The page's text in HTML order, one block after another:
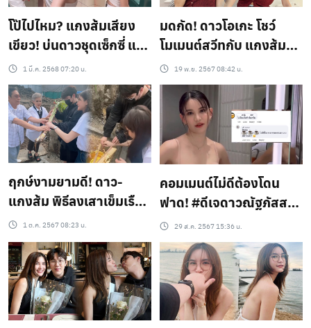
โป๊ไปไหม? แกงส้มเสียง
เขียว! บ่นดาวชุดเซ็กซี่ แต่
พอรู้ที่มา หวานเจี๊ยบ!
1 มี.ค. 2568 07:20 น.
มดกัด! ดาวโอเกะ โชว์
โมเมนต์สวีทกับ แกงส้ม
ทำคนโสดอิจฉา
19 พ.ย. 2567 08:42 น.
ฤกษ์งามยามดี! ดาว-
แกงส้ม พิธีลงเสาเข็มเรือน
หอ ท่ามกลางครอบครัว
อบอุ่น
1 ต.ค. 2567 08:23 น.
คอมเมนต์ไม่ดีต้องโดน
ฟาด! #ดีเจดาวณัฐภัสสร
ตอบกลับขาวเน็ตเพื่อนใน
วงการแห่คอมเมนต์กด
ถูกใจ!
29 ส.ค. 2567 15:36 น.